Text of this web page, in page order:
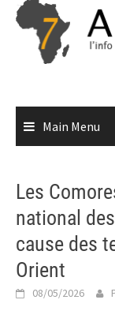
Skip
content
Main Menu
Les
national
cause des
Orient
08/05/2026